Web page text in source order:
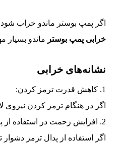
اگر پمپ بوستر ماندو خراب
خرابی پمپ بوستر ماندو
نشانه‌های خرابی
1. کاهش قدرت ترمز کردن:
اگر در هنگام ترمز کردن
2. افزایش زحمت در استفاده از پدال ترمز:
اگر استفاده از پدال ترمز